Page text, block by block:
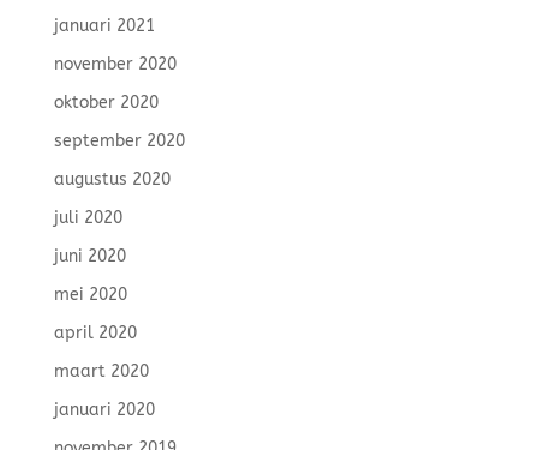
januari 2021
november 2020
oktober 2020
september 2020
augustus 2020
juli 2020
juni 2020
mei 2020
april 2020
maart 2020
januari 2020